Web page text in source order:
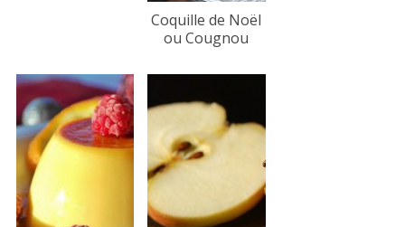
Coquille de Noël
ou Cougnou